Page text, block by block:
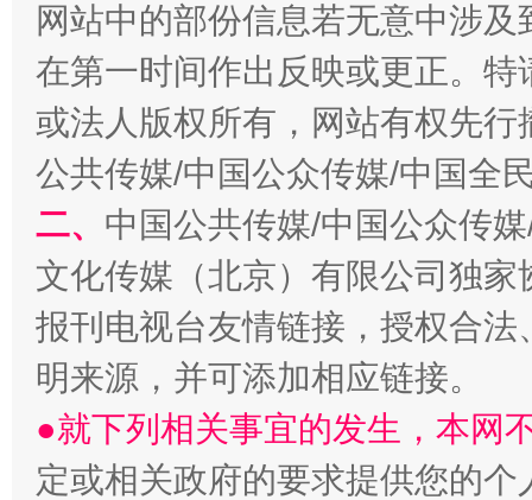
受贿1.44亿！段成刚被判无期 从幼
全民健身五年计划来了！等你上场
网站中的部份信息若无意中涉
在第一时间作出反映或更正。
或法人版权所有，网站有权先
公共传媒/中国公众传媒/中国全
二、 中国公共传媒/中国公众传
文化传媒（北京）有限公司独
报刊电视台友情链接，授权合
明来源，并可添加相应链接。
●就下列相关事宜的发生，本网
定或相关政府的要求提供您的个